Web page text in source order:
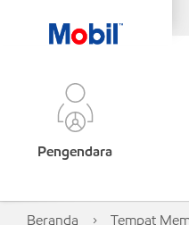
Pengendara
Beranda Tempat